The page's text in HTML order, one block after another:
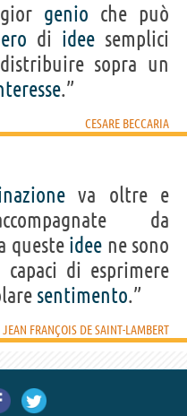
genio che può
di idee semplici
sopra un
.”
CESARE BECCARIA
va oltre e
da
queste idee ne sono
di esprimere
sentimento.”
JEAN FRANÇOIS DE SAINT-LAMBERT